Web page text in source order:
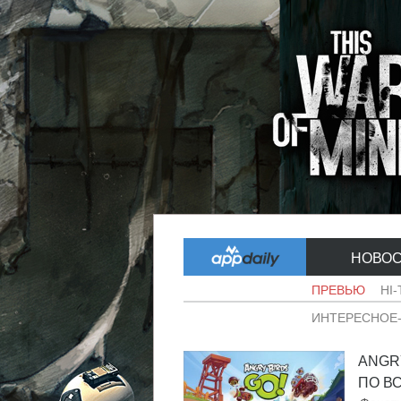
ПРЕВЬЮ HI-
ПО